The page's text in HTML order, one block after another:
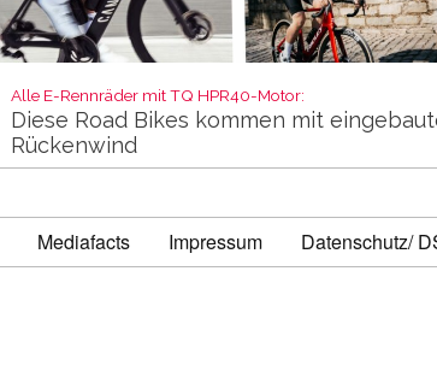
Alle E-Rennräder mit TQ HPR40-Motor:
Diese Road Bikes kommen mit
Rückenwind
Mediafacts Impressum Datenschutz/